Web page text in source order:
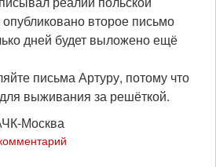
второе письмо
дней будет выложено ещё
письма Артуру, потому что
выживания за решёткой.
Москва